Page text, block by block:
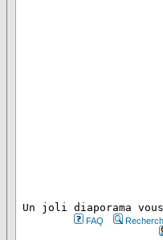
Un joli diaporama
FAQ